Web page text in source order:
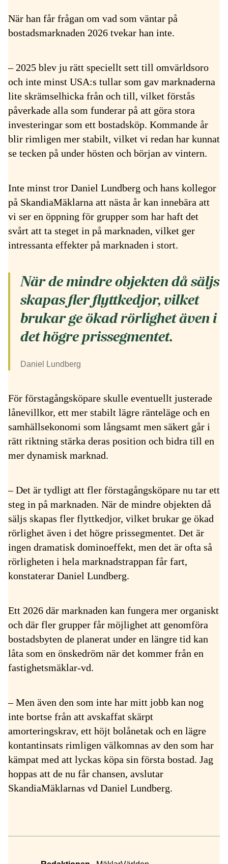
När han får frågan om vad som väntar på
bostadsmarknaden 2026 tvekar han inte.
– 2025 blev ju rätt speciellt sett till omvärldsoro
och inte minst USA:s tullar som gav marknaderna
lite skrämselhicka från och till, vilket förstås
påverkade alla som funderar på att göra stora
investeringar som ett bostadsköp. Kommande år
blir rimligen mer stabilt, vilket vi redan har kunnat
se tecken på under hösten och början av vintern.
Inte minst tror Daniel Lundberg och hans kollegor
på SkandiaMäklarna att nästa år kan innebära att
vi ser en öppning för grupper som har haft det
svårt att ta steget in på marknaden, vilket ger
intressanta effekter på marknaden i stort.
När de mindre objekten då säljs
skapas fler flyttkedjor, vilket
brukar ge ökad rörlighet även i
det högre prissegmentet.
Daniel Lundberg
För förstagångsköpare skulle eventuellt justerade
lånevillkor, ett mer stabilt lägre ränteläge och en
samhällsekonomi som långsamt men säkert går i
rätt riktning stärka deras position och bidra till en
mer dynamisk marknad.
– Det är tydligt att fler förstagångsköpare nu tar ett
steg in på marknaden. När de mindre objekten då
säljs skapas fler flyttkedjor, vilket brukar ge ökad
rörlighet även i det högre prissegmentet. Det är
ingen dramatisk dominoeffekt, men det är ofta så
rörligheten i hela marknadstrappan får fart,
konstaterar Daniel Lundberg.
Ett 2026 där marknaden kan fungera mer organiskt
och där fler grupper får möjlighet att genomföra
bostadsbyten de planerat under en längre tid kan
låta som en önskedröm när det kommer från en
fastighetsmäklar-vd.
– Men även den som inte har mitt jobb kan nog
inte bortse från att avskaffat skärpt
amorteringskrav, ett höjt bolånetak och en lägre
kontantinsats rimligen välkomnas av den som har
kämpat med att lyckas köpa sin första bostad. Jag
hoppas att de nu får chansen, avslutar
SkandiaMäklarnas vd Daniel Lundberg.